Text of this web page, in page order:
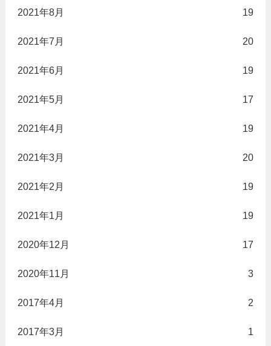
2021年8月 19
2021年7月 20
2021年6月 19
2021年5月 17
2021年4月 19
2021年3月 20
2021年2月 19
2021年1月 19
2020年12月 17
2020年11月 3
2017年4月 2
2017年3月 1